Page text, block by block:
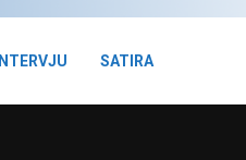
INTERVJU SATIRA